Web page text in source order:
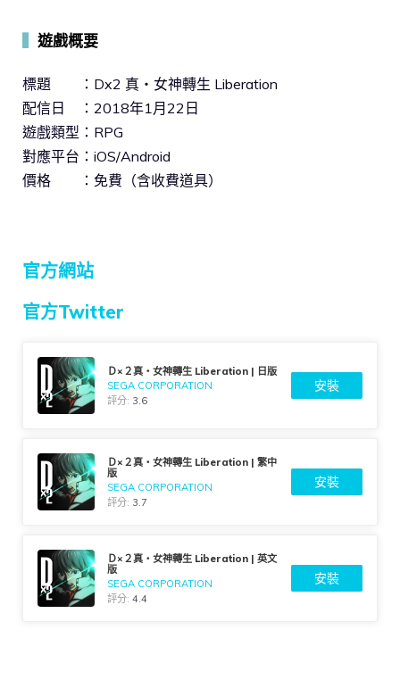
遊戲概要
標題 ：Dx2 真・女神轉生 Liberation
配信日 ：2018年1月22日
遊戲類型：RPG
對應平台：iOS/Android
價格 ：免費（含收費道具）
官方網站
官方Twitter
Ｄ×２真・女神轉生 Liberation | 日版
SEGA CORPORATION
評分: 3.6
安裝
Ｄ×２真・女神轉生 Liberation | 繁中
版
SEGA CORPORATION
評分: 3.7
安裝
Ｄ×２真・女神轉生 Liberation | 英文
版
SEGA CORPORATION
評分:4.4
安裝